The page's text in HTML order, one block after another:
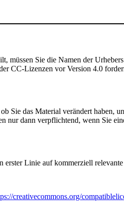
müssen Sie die Namen der
CC-Lizenzen vor Version 4.0
Sie das Material verändert haben,
nur dann verpflichtend, wenn Sie
Linie auf kommerziell
creativecommons.org/